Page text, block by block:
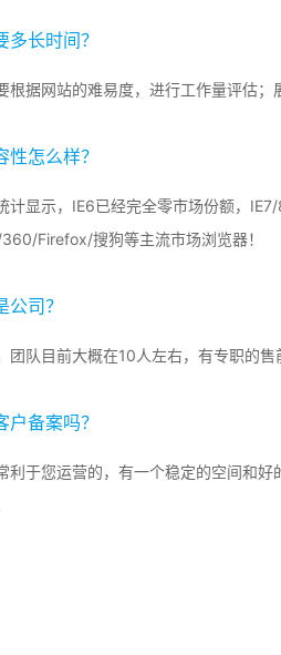
长时间？
根据网站的难易度，进行工作量评估
怎么样？
计显示，IE6已经完全零市场份额，
Firefox/搜狗等主流市场浏览器！
司？
团队目前大概在10人左右，有专职的
备案吗？
利于您运营的，有一个稳定的空间和